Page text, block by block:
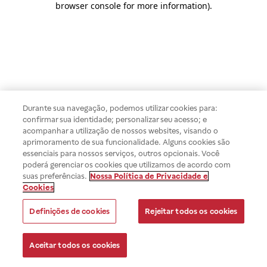
browser console for more information).
Durante sua navegação, podemos utilizar cookies para:
confirmar sua identidade; personalizar seu acesso; e
acompanhar a utilização de nossos websites, visando o
aprimoramento de sua funcionalidade. Alguns cookies são
essenciais para nossos serviços, outros opcionais. Você
poderá gerenciar os cookies que utilizamos de acordo com
suas preferências. Nossa Política de Privacidade e
Cookies
Definições de cookies Rejeitar todos os cookies
Aceitar todos os cookies